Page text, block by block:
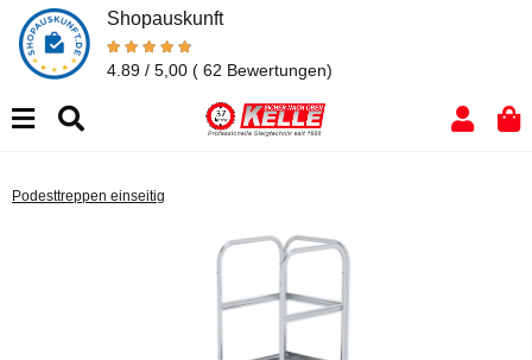
Shopauskunft
4.89 / 5,00 ( 62 Bewertungen)
Podesttreppen einseitig